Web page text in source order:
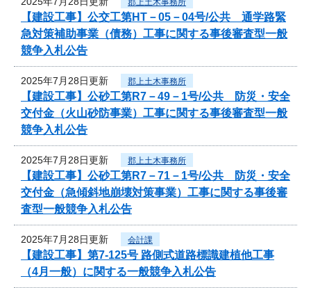
郡上土木事務所
【建設工事】公交工第HT－05－04号/公共 通学路緊
急対策補助事業（債務）工事に関する事後審査型一般
競争入札公告
2025年7月28日更新 郡上土木事務所
【建設工事】公砂工第R7－49－1号/公共 防災・安全
交付金（火山砂防事業）工事に関する事後審査型一般
競争入札公告
2025年7月28日更新 郡上土木事務所
【建設工事】公砂工第R7－71－1号/公共 防災・安全
交付金（急傾斜地崩壊対策事業）工事に関する事後審
査型一般競争入札公告
2025年7月28日更新 会計課
【建設工事】第7-125号 路側式道路標識建植他工事
（4月一般）に関する一般競争入札公告